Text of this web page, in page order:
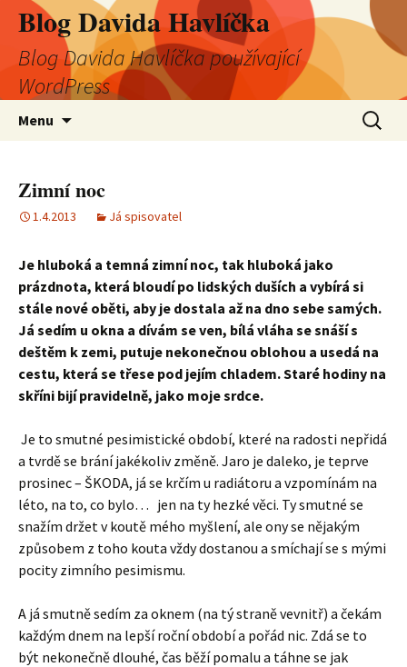
Blog Davida Havlíčka
Blog Davida Havlíčka používající
WordPress
Menu
Zimní noc
1.4.2013 Já spisovatel
Je hluboká a temná zimní noc, tak hluboká jako
prázdnota, která bloudí po lidských duších a vybírá si
stále nové oběti, aby je dostala až na dno sebe samých.
Já sedím u okna a dívám se ven, bílá vláha se snáší s
deštěm k zemi, putuje nekonečnou oblohou a usedá na
cestu, která se třese pod jejím chladem. Staré hodiny na
skříni bijí pravidelně, jako moje srdce.
Je to smutné pesimistické období, které na radosti nepřidá
a tvrdě se brání jakékoliv změně. Jaro je daleko, je teprve
prosinec – ŠKODA, já se krčím u radiátoru a vzpomínám na
léto, na to, co bylo… jen na ty hezké věci. Ty smutné se
snažím držet v koutě mého myšlení, ale ony se nějakým
způsobem z toho kouta vždy dostanou a smíchají se s mými
pocity zimního pesimismu.
A já smutně sedím za oknem (na tý straně vevnitř) a čekám
každým dnem na lepší roční období a pořád nic. Zdá se to
být nekonečně dlouhé, čas běží pomalu a táhne se jak